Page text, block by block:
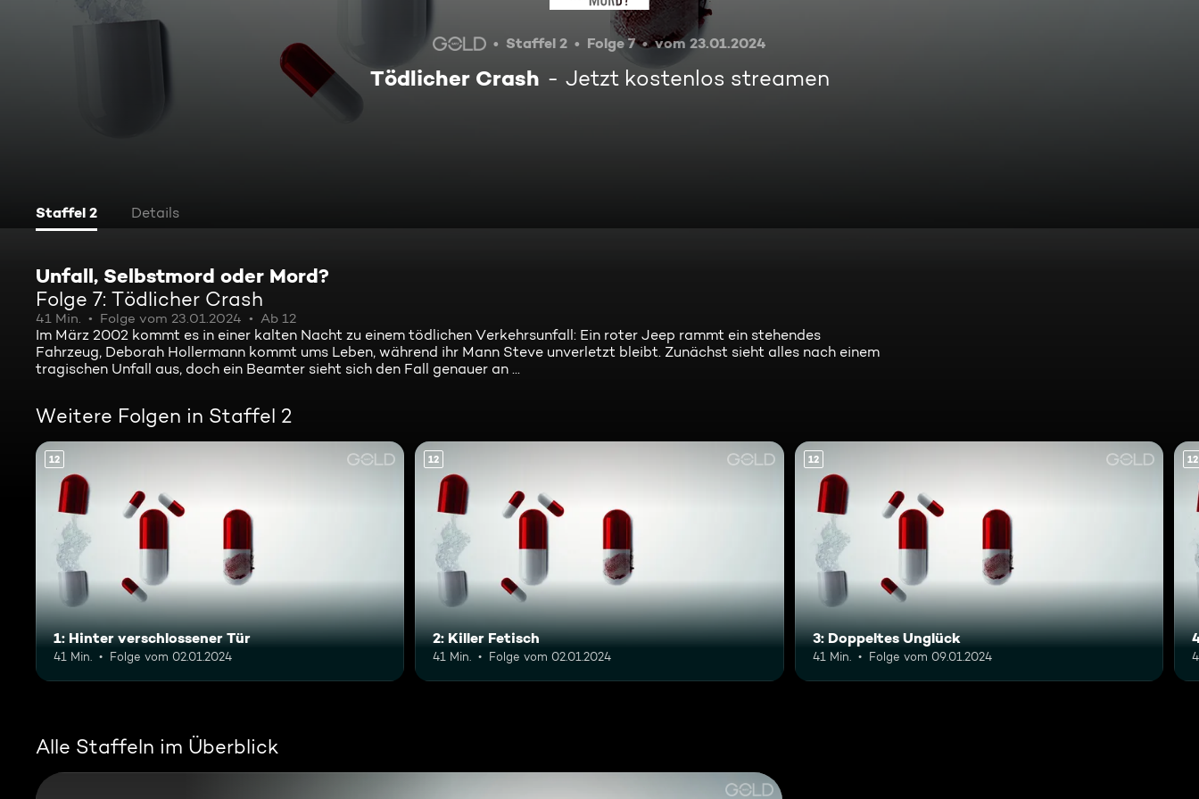
Staffel 2 Folge 7 vom 23.01.2024
Tödlicher Crash Jetzt kostenlos streamen
Staffel 2 Details
Unfall, Selbstmord oder Mord?
Folge 7: Tödlicher Crash
41 Min. Folge vom 23.01.2024 Ab 12
Im März 2002 kommt es in einer kalten Nacht zu einem tödlichen Verkehrsunfall: Ein roter Jeep rammt ein stehendes
Fahrzeug, Deborah Hollermann kommt ums Leben, während ihr Mann Steve unverletzt bleibt. Zunächst sieht alles nach einem
tragischen Unfall aus, doch ein Beamter sieht sich den Fall genauer an ...
Weitere Folgen in Staffel 2
12
1: Hinter verschlossener Tür
41 Min. Folge vom 02.01.2024
12
2: Killer Fetisch
41 Min. Folge vom 02.01.2024
12
3: Doppeltes Unglück
41 Min. Folge vom 09.01.2024
12
Alle Staffeln im Überblick